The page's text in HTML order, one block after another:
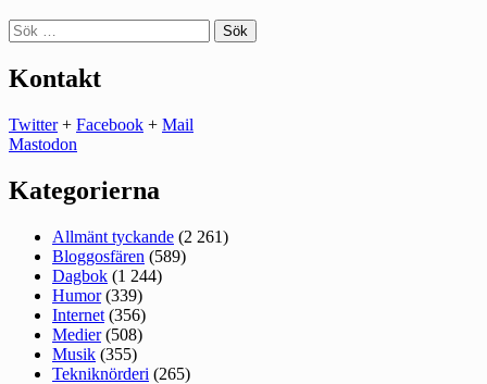
Sök
efter:
Kontakt
Twitter+ Facebook + Mail
Mastodon
Kategorierna
Allmänt tyckande (2 261)
Bloggosfären (589)
Dagbok (1 244)
Humor(339)
Internet (356)
Medier(508)
Musik (355)
Tekniknörderi (265)